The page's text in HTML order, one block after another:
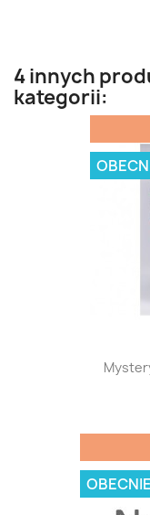
4 innych
kategorii: